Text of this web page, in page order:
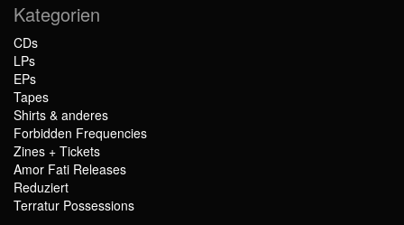
Kategorien
CDs
LPs
EPs
Tapes
Shirts & anderes
Forbidden Frequencies
Zines + Tickets
Amor Fati Releases
Reduziert
Terratur Possessions